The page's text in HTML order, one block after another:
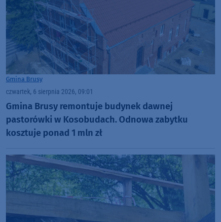
Gmina Brusy
czwartek, 6 sierpnia 2026, 09:01
Gmina Brusy remontuje budynek dawnej
pastorówki w Kosobudach. Odnowa zabytku
kosztuje ponad 1 mln zł